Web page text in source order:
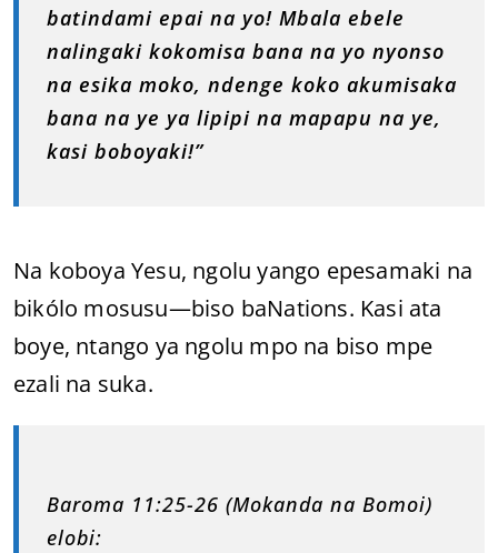
batindami epai na yo! Mbala ebele
nalingaki kokomisa bana na yo nyonso
na esika moko, ndenge koko akumisaka
bana na ye ya lipipi na mapapu na ye,
kasi boboyaki!”
Na koboya Yesu, ngolu yango epesamaki na
bikólo mosusu—biso baNations. Kasi ata
boye, ntango ya ngolu mpo na biso mpe
ezali na suka.
Baroma 11:25-26 (Mokanda na Bomoi)
elobi: